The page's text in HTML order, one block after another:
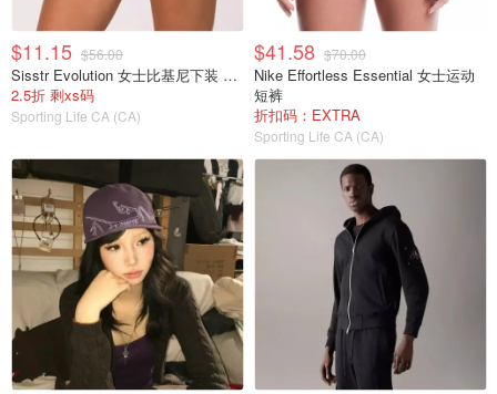
$11.15 $56.00
Sisstr Evolution 女士比基尼下装 粉色
2.5折 剩xs码
Sporting Life CA (CA)
$41.58 $70.00
Nike Effortless Essential 女士运动
短裤
折扣码：EXTRA
Sporting Life CA (CA)